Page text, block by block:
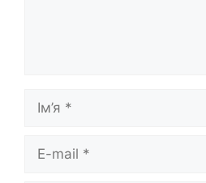
mail